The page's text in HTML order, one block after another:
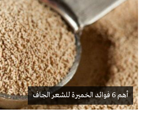
أهم 6 فوائد الخميرة للشعر الجاف